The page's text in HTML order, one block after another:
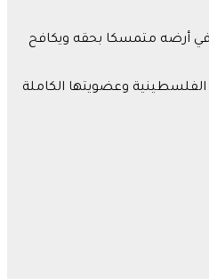
أرضه متمسكا بحقه ويكافح
وعضويتها الكاملة